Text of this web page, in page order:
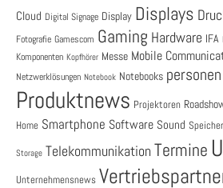
Cloud Digital Signage Display Displays
Fotografie Gamescom Gaming Hardware IFA
Komponenten Kopfhörer Messe Mobile
Netzwerklösungen Notebook Notebooks personen
Produktnews Projektoren
Home Smartphone Software Sound
Storage Telekommunikation Termine
Unternehmensnews